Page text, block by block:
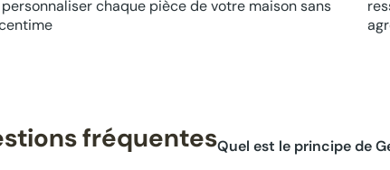
chaque pièce de votre maison sans
fréquentesQuel est le principe de